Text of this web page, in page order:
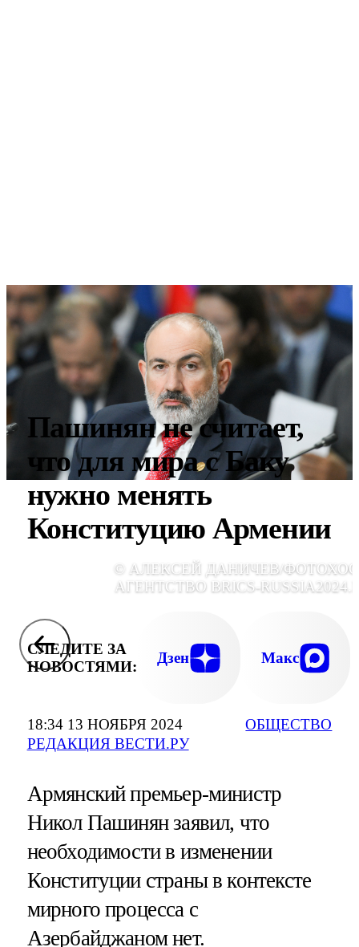
18:34 13 НОЯБРЯ 2024
РЕДАКЦИЯ ВЕСТИ.РУ
ОБЩЕСТВО
Пашинян не считает,
что для мира с Баку
нужно менять
Конституцию Армении
© АЛЕКСЕЙ ДАНИЧЕВ/
АГЕНТСТВО BRICS-
СЛЕДИТЕ ЗА
НОВОСТЯМИ:
Дзен Макс
Армянский премьер-министр
Никол Пашинян заявил, что
необходимости в изменении
Конституции страны в контексте
мирного процесса с
Азербайджаном нет.